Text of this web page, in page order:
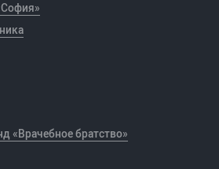
«Врачебное братство»